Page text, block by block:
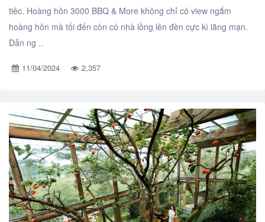
tiêc. Hoàng hôn 3000 BBQ & More không chỉ có view ngắm
hoàng hôn mà tối đến còn có nhà lồng lên đèn cực kì lãng mạn.
Dẫn ng ..
11/04/2024 2,357